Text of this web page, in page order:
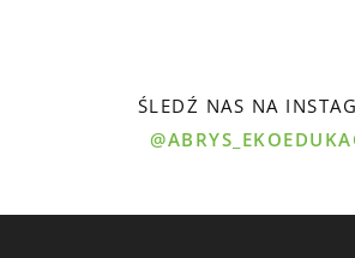
ŚLEDŹ NAS NA